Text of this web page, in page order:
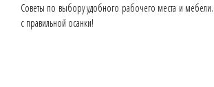
Советы по выбору удобного рабочего места и мебели.
с правильной осанки!